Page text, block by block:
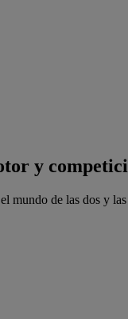
y
mundo de las dos y